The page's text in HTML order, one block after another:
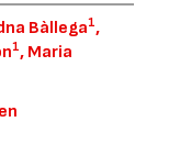
Bàllega1,
1, Maria